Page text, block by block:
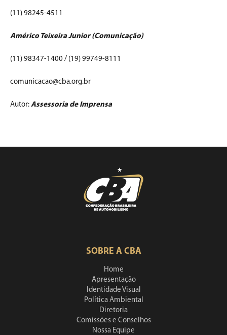
(11) 98245-4511
Américo Teixeira Junior (Comunicação)
(11) 98347-1400 / (19) 99749-8111
comunicacao@cba.org.br
Autor: Assessoria de Imprensa
SOBRE A CBA
Home
Apresentação
Identidade Visual
Política Ambiental
Diretoria
Comissões e Conselhos
Nossa Equipe